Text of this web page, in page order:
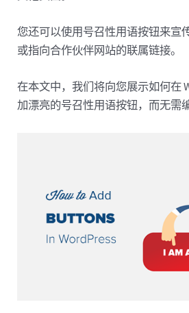
您还可以使用号召性用语按钮来宣
或指向合作伙伴网站的联属链接。
在本文中，我们将向您展示如何在
加漂亮的号召性用语按钮，而无需